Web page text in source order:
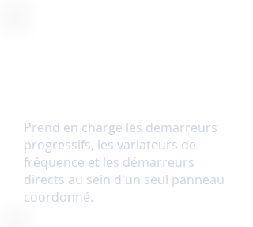
Prend en charge les démarreurs
progressifs, les variateurs de
fréquence et les démarreurs
directs au sein d'un seul panneau
coordonné.